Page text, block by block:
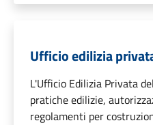
Ufficio edilizia
L'Ufficio Edilizia Privata
pratiche edilizie,
regolamenti per